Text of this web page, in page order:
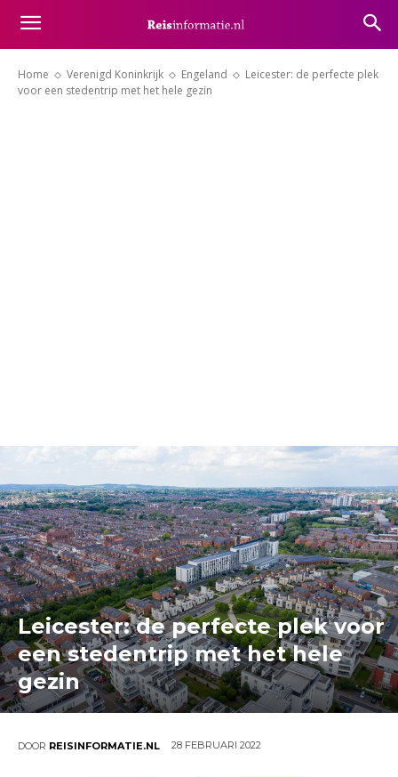
Home Verenigd Koninkrijk Engeland
Leicester: de perfecte plek
voor een stedentrip met het hele gezin
Leicester: de perfecte plek voor
een stedentrip met het hele
gezin
DOOR REISINFORMATIE.NL 28 FEBRUARI 2022